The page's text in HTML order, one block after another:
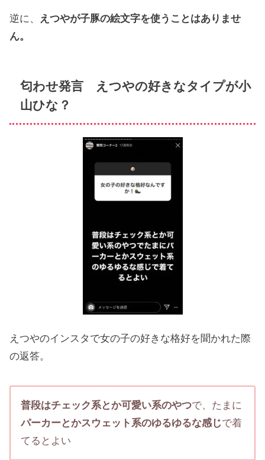
逆に、
えつやが子豚の絵文字を使うことはありませ
ん。
匂わせ発言 えつやの好きなタイプが小
山ひな？
えつやのインスタで女の子の好きな格好を聞かれた際
の返答。
普段はチェック系とか可愛い系のやつで、たまに
パーカーとかスウェット系のゆるゆるな感じで着
てるとよい